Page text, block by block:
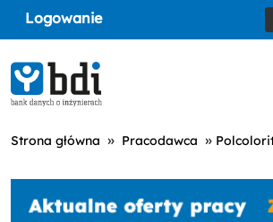
Logowanie
Strona główna » Pracodawca »